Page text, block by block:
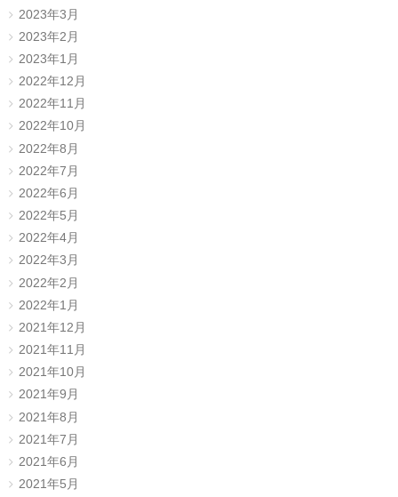
2023年3月
2023年2月
2023年1月
2022年12月
2022年11月
2022年10月
2022年8月
2022年7月
2022年6月
2022年5月
2022年4月
2022年3月
2022年2月
2022年1月
2021年12月
2021年11月
2021年10月
2021年9月
2021年8月
2021年7月
2021年6月
2021年5月